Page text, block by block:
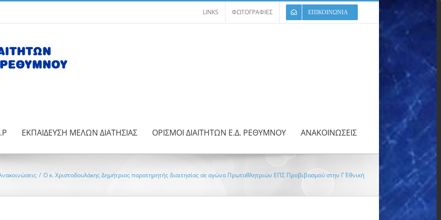
LINKS ΦΩΤΟΓΡΑΦΙΕΣ ΕΠΙΚΟΙΝΩΝΙΑ
ΕΚΠΑΙΔΕΥΣΗ ΜΕΛΩΝ ΔΙΑΤΗΣΙΑΣ ΟΡΙΣΜΟΙ ΔΙΑΙΤΗΤΩΝ Ε.Δ. ΡΕΘΥΜΝΟΥ ΑΝΑΚΟΙΝΩΣΕΙΣ
/ Ο κ. Χριστοδουλάκης Δημήτριος παρατηρητής διαιτησίας σε αγώνα Πρωταθλητριών ΕΠΣ Προβιβασμού στην Γ΄ Εθνική